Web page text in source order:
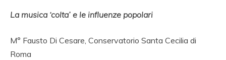
La musica ‘colta’ e le influenze popolari
M° Fausto Di Cesare, Conservatorio Santa Cecilia di
Roma